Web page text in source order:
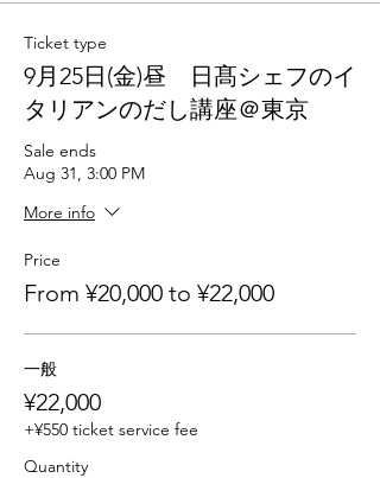
Ticket type
9月25日(金)昼 日髙シェフのイ
タリアンのだし講座＠東京
Sale ends
Aug 31, 3:00 PM
More info
Price
From ¥20,000 to ¥22,000
一般
¥22,000
+¥550 ticket service fee
Quantity